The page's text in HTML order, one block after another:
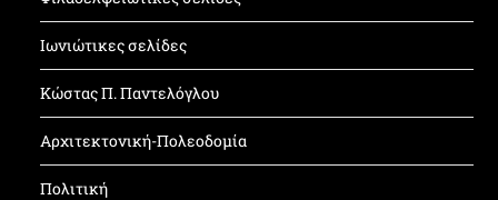
Ιωνιώτικες σελίδες
Κώστας Π. Παντελόγλου
Αρχιτεκτονική-Πολεοδομία
Πολιτική